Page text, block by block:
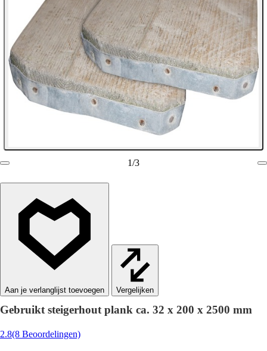
1/3
Vergelijken
Gebruikt steigerhout plank ca. 32 x 200 x 2500 mm
2.8(8 Beoordelingen)